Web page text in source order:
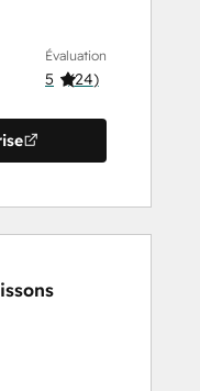
Évaluation
5 (24)